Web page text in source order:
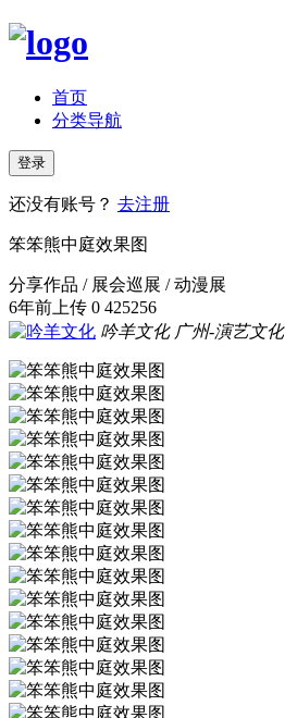
首页
分类导航
登录
还没有账号？ 去注册
笨笨熊中庭效果图
分享作品 / 展会巡展 / 动漫展
6年前上传 0 425256
吟羊文化 广州-演艺文化